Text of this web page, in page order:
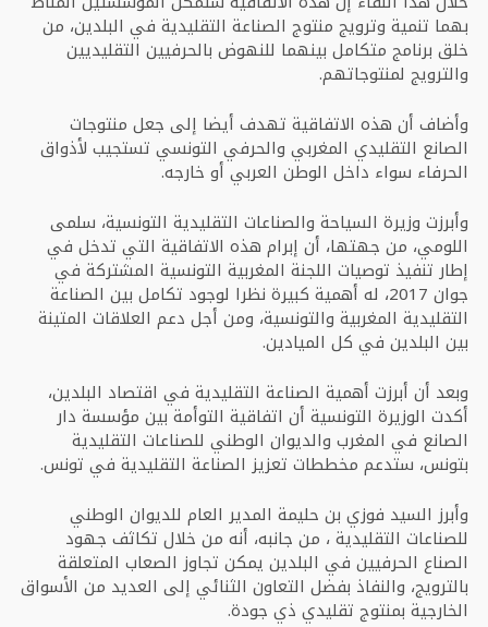
بهما تنمية وترويج منتوج الصناعة التقليدية في البلدين، من
خلق برنامج متكامل بينهما للنهوض بالحرفيين التقليديين
والترويج لمنتوجاتهم.
وأضاف أن هذه الاتفاقية تهدف أيضا إلى جعل منتوجات
الصانع التقليدي المغربي والحرفي التونسي تستجيب لأذواق
الحرفاء سواء داخل الوطن العربي أو خارجه.
وأبرزت وزيرة السياحة والصناعات التقليدية التونسية، سلمى
اللومي، من جهتها، أن إبرام هذه الاتفاقية التي تدخل في
إطار تنفيذ توصيات اللجنة المغربية التونسية المشتركة في
جوان 2017، له أهمية كبيرة نظرا لوجود تكامل بين الصناعة
التقليدية المغربية والتونسية، ومن أجل دعم العلاقات المتينة
بين البلدين في كل الميادين.
وبعد أن أبرزت أهمية الصناعة التقليدية في اقتصاد البلدين،
أكدت الوزيرة التونسية أن اتفاقية التوأمة بين مؤسسة دار
الصانع في المغرب والديوان الوطني للصناعات التقليدية
بتونس، ستدعم مخططات تعزيز الصناعة التقليدية في تونس.
وأبرز السيد فوزي بن حليمة المدير العام للديوان الوطني
للصناعات التقليدية ، من جانبه، أنه من خلال تكاثف جهود
الصناع الحرفيين في البلدين يمكن تجاوز الصعاب المتعلقة
بالترويج، والنفاذ بفضل التعاون الثنائي إلى العديد من الأسواق
الخارجية بمنتوج تقليدي ذي جودة.